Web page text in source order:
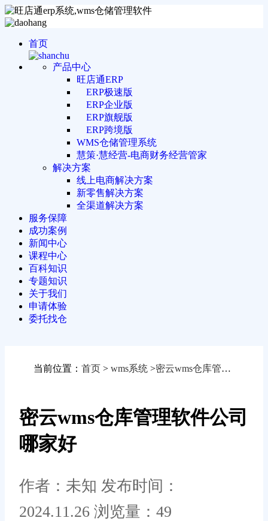
首页
产品中心
旺店通ERP
ERP极速版
ERP企业版
ERP旗舰版
ERP跨境版
WMS仓储管理系统
慧策·慧经营-电商财务经营管家
解决方案
线上电商解决方案
新零售解决方案
全渠道解决方案
服务保障
成功案例
新闻中心
课程中心
百科知识
专题知识
关于我们
申请体验
委托找仓
当前位置： 首页 > wms系统 >密云wms仓库管理软件公司哪家好
密云wms仓库管理软件公司
哪家好
作者：未知 发布时间：
2024.11.26 浏览量：49